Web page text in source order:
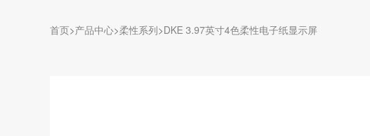
柔性电子纸显示屏既有传统PI衬底的TFT基板的柔性电子
首页 产品中心 柔性系列 DKE 3.97英寸4色柔性电子纸显示屏